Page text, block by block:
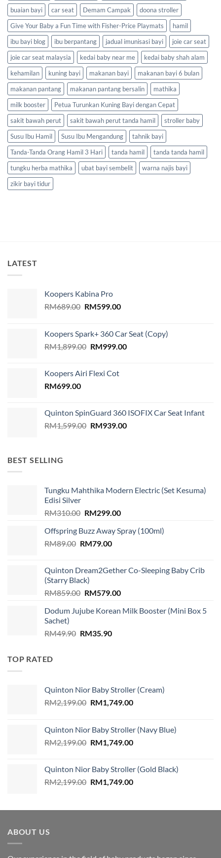
buaian bayi car seat Demam Campak
doona stroller
Give Your Baby a Fun Time with Fisher-Price Playmats
hamil
ibu bayi blog
ibu berpantang jadual imunisasi bayi
joie car seat
joie car seat malaysia
kedai baby near me
kedai baby shah alam
kehamilan
kuning bayi makanan bayi
makanan bayi 6 bulan
makanan pantang
makanan pantang bersalin
mathika
milk booster
Petua Turunkan Kuning Bayi dengan Cepat
sakit bawah perut
sakit bawah perut tanda hamil
stroller baby
Susu Ibu Hamil
Susu Ibu Mengandung
tahnik bayi
Tanda-Tanda Orang Hamil 3 Hari
tanda hamil
tanda tanda hamil
tungku herba mathika
ubat bayi sembelit
warna najis bayi
zikir bayi tidur
LATEST
Koopers Kabina Pro
RM689.00 Original
RM689.00.
RM599.00Current
RM599.00.
Koopers Spark+ 360 Car Seat (Copy)
RM1,899.00 Original
RM1,899.00.
RM999.00Current
Koopers Airi Flexi Cot
RM699.00
Quinton SpinGuard 360 ISOFIX Car Seat Infant
RM1,599.00 Original
RM939.00Current
BEST SELLING
Tungku Mahthika Modern Electric (Set Kesuma)
Edisi Silver
RM310.00 Original
was:
RM310.00.
RM299.00Current
is:
Offspring Buzz Away Spray (100ml)
RM89.00 Original
RM89.00.
RM79.00Current
RM79.00.
Quinton Dream2Gether Co-Sleeping Baby Crib
(Starry Black)
RM859.00 Original
was:
RM579.00Current
is:
Dodum Jujube Korean Milk Booster (Mini Box 5
Sachet)
RM49.90 Original
RM35.90Current
TOP RATED
Quinton Nior Baby Stroller (Cream)
RM2,199.00 Original
RM2,199.00.
RM1,749.00Current
RM1,749.00.
Quinton Nior Baby Stroller (Navy Blue)
RM2,199.00 Original
RM2,199.00.
RM1,749.00Current
RM1,749.00.
Quinton Nior Baby Stroller (Gold Black)
RM2,199.00 Original
RM2,199.00.
RM1,749.00Current
RM1,749.00.
ABOUT US